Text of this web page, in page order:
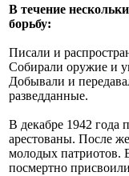
В течение
борьбу:
Писали и
Собирали оружие и
Добывали и
разведданные.
В декабре 1942 года
арестованы. После
молодых патриотов.
посмертно